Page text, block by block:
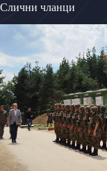
Слични чланци